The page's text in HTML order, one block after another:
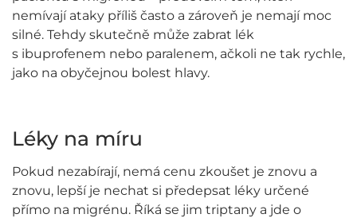
nemívají ataky příliš často a zároveň je nemají moc
silné. Tehdy skutečně může zabrat lék
s ibuprofenem nebo paralenem, ačkoli ne tak rychle,
jako na obyčejnou bolest hlavy.
Léky na míru
Pokud nezabírají, nemá cenu zkoušet je znovu a
znovu, lepší je nechat si předepsat léky určené
přímo na migrénu. Říká se jim triptany a jde o